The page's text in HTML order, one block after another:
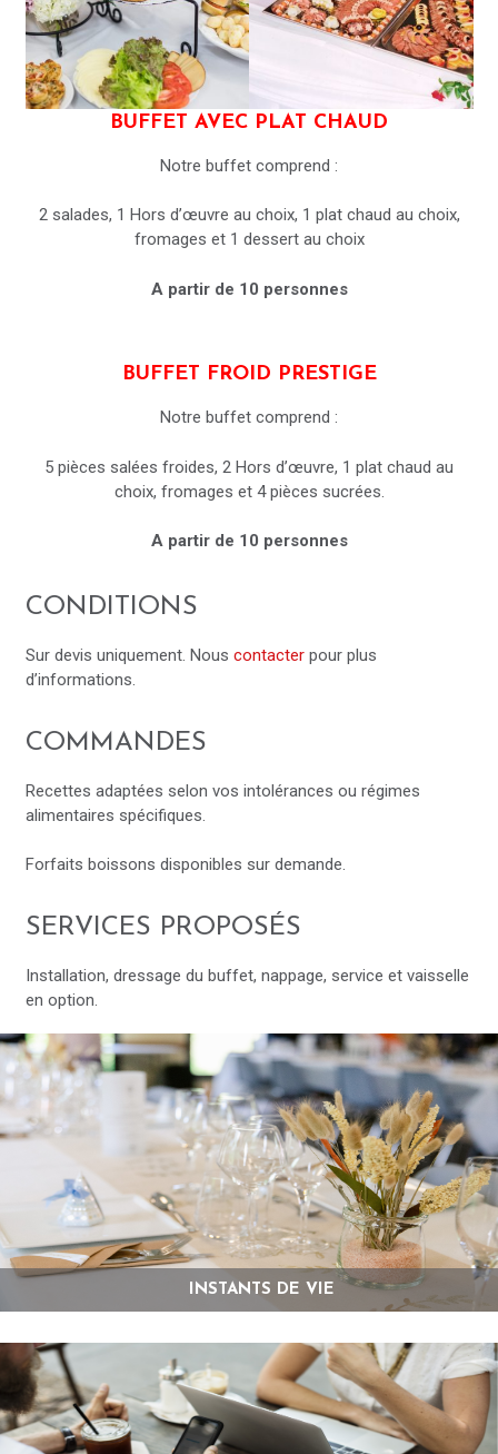
BUFFET AVEC PLAT CHAUD
Notre buffet comprend :
2 salades, 1 Hors d’œuvre au choix, 1 plat chaud au choix,
fromages et 1 dessert au choix
A partir de 10 personnes
BUFFET FROID PRESTIGE
Notre buffet comprend :
5 pièces salées froides, 2 Hors d’œuvre, 1 plat chaud au
choix, fromages et 4 pièces sucrées.
A partir de 10 personnes
CONDITIONS
Sur devis uniquement. Nous contacterpour plus
d’informations.
COMMANDES
Recettes adaptées selon vos intolérances ou régimes
alimentaires spécifiques.
Forfaits boissons disponibles sur demande.
SERVICES PROPOSÉS
Installation, dressage du buffet, nappage, service et vaisselle
en option.
INSTANTS DE VIE